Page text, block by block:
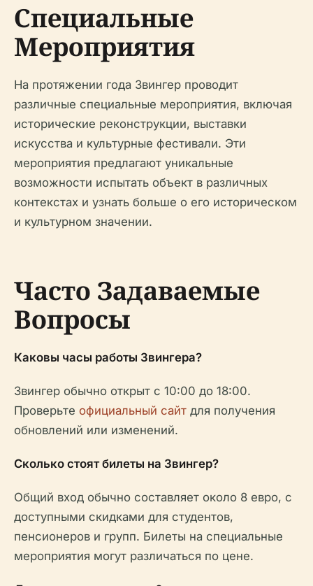
Специальные
Мероприятия
На протяжении года Звингер проводит
различные специальные мероприятия, включая
исторические реконструкции, выставки
искусства и культурные фестивали. Эти
мероприятия предлагают уникальные
возможности испытать объект в различных
контекстах и узнать больше о его историческом
и культурном значении.
Часто Задаваемые
Вопросы
Каковы часы работы Звингера?
Звингер обычно открыт с 10:00 до 18:00.
Проверьте официальный сайт для получения
обновлений или изменений.
Сколько стоят билеты на Звингер?
Общий вход обычно составляет около 8 евро, с
доступными скидками для студентов,
пенсионеров и групп. Билеты на специальные
мероприятия могут различаться по цене.